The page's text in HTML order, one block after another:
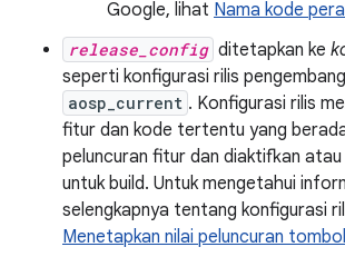
Google, lihat Nama kode
release_config ditetapkan ke
seperti konfigurasi rilis
aosp_current . Konfigurasi rilis
fitur dan kode tertentu yang
peluncuran fitur dan diaktifkan
untuk build. Untuk mengetahui
selengkapnya tentang konfigurasi
Menetapkan nilai peluncuran